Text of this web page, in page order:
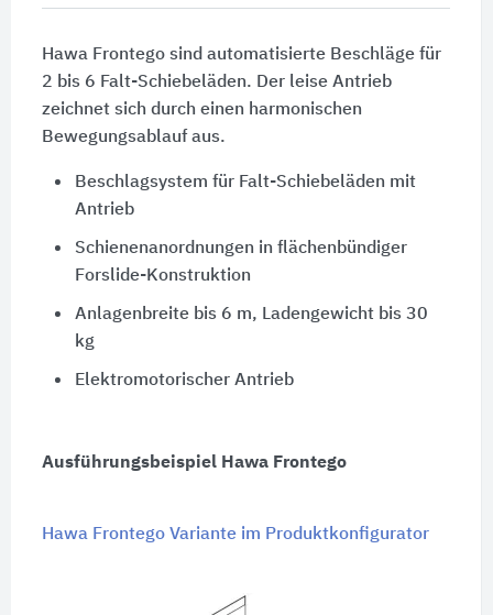
Hawa Frontego sind automatisierte Beschläge für
2 bis 6 Falt-Schiebeläden. Der leise Antrieb
zeichnet sich durch einen harmonischen
Bewegungsablauf aus.
Beschlagsystem für Falt-Schiebeläden mit
Antrieb
Schienenanordnungen in flächenbündiger
Forslide-Konstruktion
Anlagenbreite bis 6 m, Ladengewicht bis 30
kg
Elektromotorischer Antrieb
Ausführungsbeispiel Hawa Frontego
Hawa Frontego Variante im Produktkonfigurator